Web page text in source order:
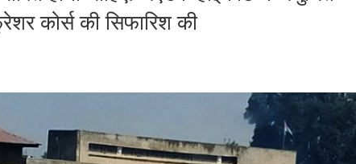
कोर्स की सिफारिश की